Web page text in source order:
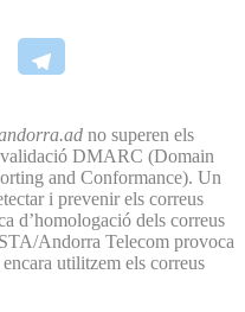
no superen els
validació DMARC (Domain
and Conformance). Un
i prevenir els correus
d’homologació dels correus
Andorra Telecom provoca
utilitzem els correus